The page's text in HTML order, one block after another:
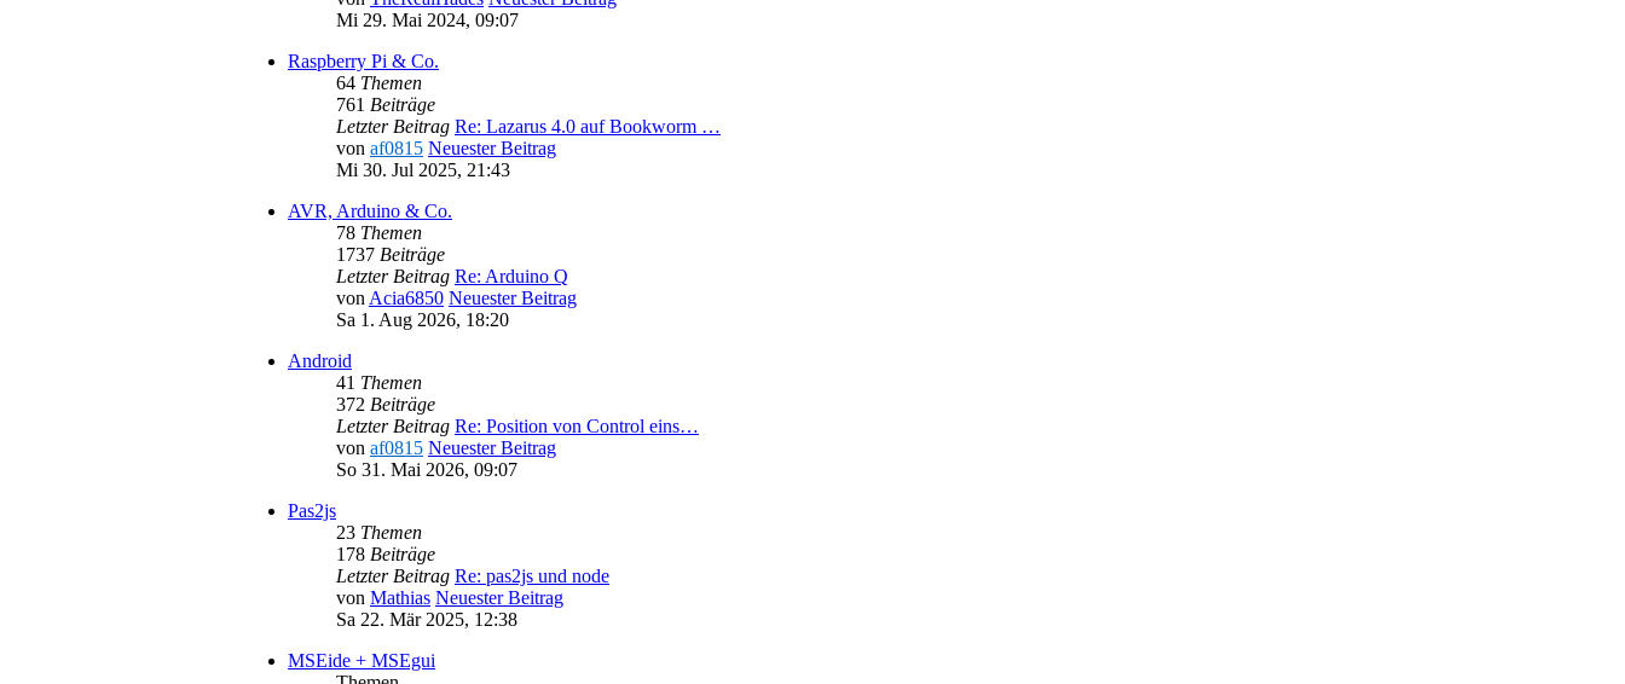
Mi 29. Mai 2024, 09:07
Raspberry Pi & Co.
64 Themen
761 Beiträge
Letzter Beitrag Re: Lazarus 4.0 auf Bookworm …
von af0815 Neuester Beitrag
Mi 30. Jul 2025, 21:43
AVR, Arduino & Co.
78 Themen
1737 Beiträge
Letzter Beitrag Re: Arduino Q
vonAcia6850 Neuester Beitrag
Sa 1. Aug 2026, 18:20
Android
41 Themen
372 Beiträge
Letzter Beitrag Re: Position von Control eins…
von af0815 Neuester Beitrag
So 31. Mai 2026, 09:07
Pas2js
23 Themen
178 Beiträge
Letzter Beitrag Re: pas2js und node
von Mathias Neuester Beitrag
Sa 22. Mär 2025, 12:38
MSEide + MSEgui